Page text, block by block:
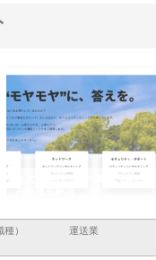
株式会社ＣＳＡの事業内容と強
） 運送業